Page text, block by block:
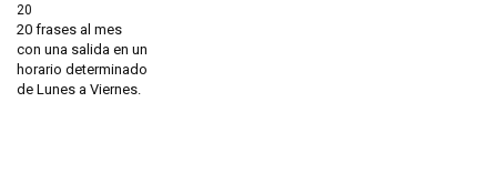
20
20 frases al mes
con una salida en un
horario determinado
de Lunes a Viernes.